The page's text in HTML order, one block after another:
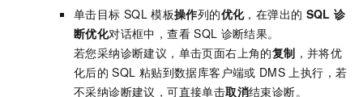
单击目标 SQL 模板操作列的优化，在弹出的 SQL 诊
断优化对话框中，查看 SQL 诊断结果。
若您采纳诊断建议，单击页面右上角的复制 ，并将优
化后的 SQL 粘贴到数据库客户端或 DMS 上执行，若
不采纳诊断建议，可直接单击取消结束诊断。